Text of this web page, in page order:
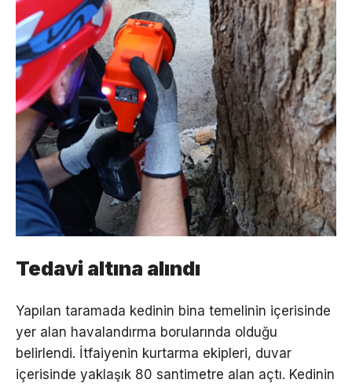
Tedavi altına alındı
Yapılan taramada kedinin bina temelinin içerisinde
yer alan havalandırma borularında olduğu
belirlendi. İtfaiyenin kurtarma ekipleri, duvar
içerisinde yaklaşık 80 santimetre alan açtı. Kedinin